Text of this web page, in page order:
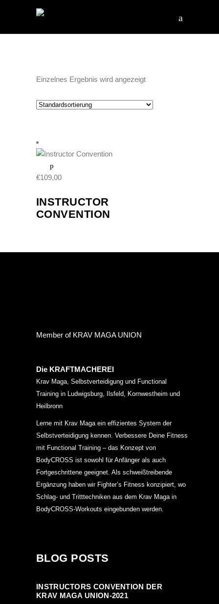
Einzelnes Ergebnis wird angezeigt
€109,00
INSTRUCTOR
CONVENTION
Member of KRAV MAGA UNION
Die KRAFTMACHEREI
Krav Maga, Selbstverteidigung und Functional
Training in Ludwigsburg, Ilsfeld, Kornwestheim und
Heilbronn
Lerne mit Krav Maga ein effizientes System der
Selbstverteidigung kennen. Verbessere Deine Fitness
mit Functional Training – das Konzept von
BodyCROSS ist sowohl für Anfänger als auch
Fortgeschrittene geeignet. Als schweißtreibende
Ergänzung haben wir Fighter’s Fitness konzipiert, wo
Schlag- und Tritttechniken aus dem Krav Maga in
BodyCROSS-Workouts eingebunden werden.
BLOG POSTS
INSTRUCTORS CONVENTION DER
KRAV MAGA UNION-2021